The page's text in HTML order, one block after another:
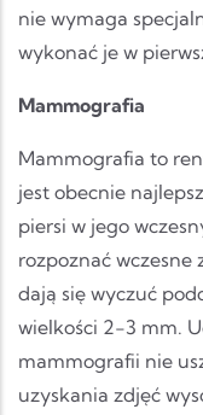
nie wymaga
wykonać je w
Mammografia
Mammografia to
jest obecnie
piersi w jego
rozpoznać
dają się wyczuć
wielkości 2-3 mm.
mammografii nie
uzyskania zdjęć